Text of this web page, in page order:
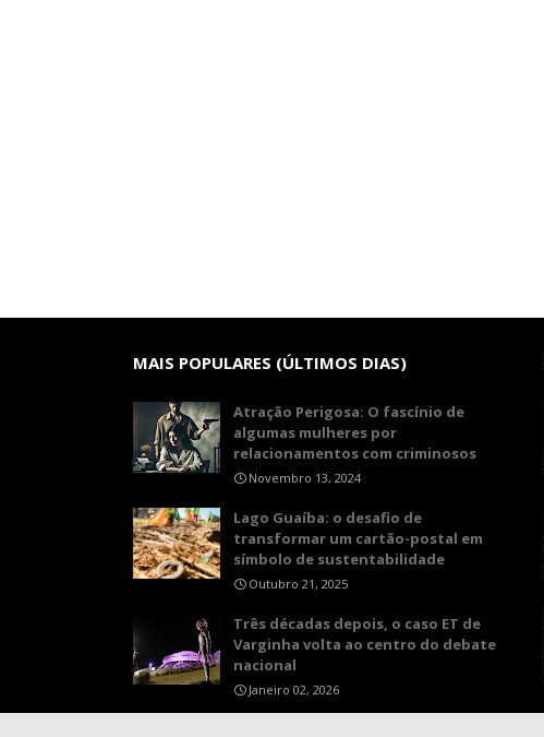
MAIS POPULARES (ÚLTIMOS DIAS)
Atração Perigosa: O fascínio de
algumas mulheres por
relacionamentos com criminosos
Novembro 13, 2024
Lago Guaíba: o desafio de
transformar um cartão-postal em
símbolo de sustentabilidade
Outubro 21, 2025
Três décadas depois, o caso ET de
Varginha volta ao centro do debate
nacional
Janeiro 02, 2026